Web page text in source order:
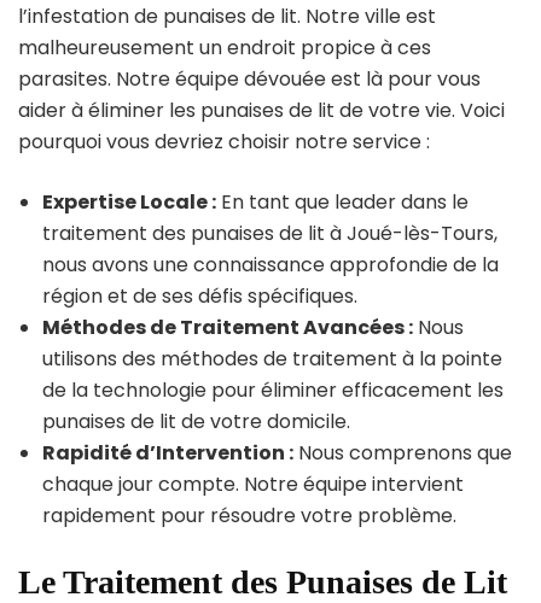
l’infestation de punaises de lit. Notre ville est
malheureusement un endroit propice à ces
parasites. Notre équipe dévouée est là pour vous
aider à éliminer les punaises de lit de votre vie. Voici
pourquoi vous devriez choisir notre service :
Expertise Locale : En tant que leader dans le
traitement des punaises de lit à Joué-lès-Tours,
nous avons une connaissance approfondie de la
région et de ses défis spécifiques.
Méthodes de Traitement Avancées : Nous
utilisons des méthodes de traitement à la pointe
de la technologie pour éliminer efficacement les
punaises de lit de votre domicile.
Rapidité d’Intervention : Nous comprenons que
chaque jour compte. Notre équipe intervient
rapidement pour résoudre votre problème.
Le Traitement des Punaises de Lit